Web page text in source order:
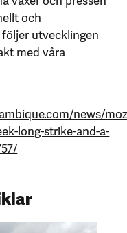
och
utvecklingen
med våra
news/
long-strike-and-a-